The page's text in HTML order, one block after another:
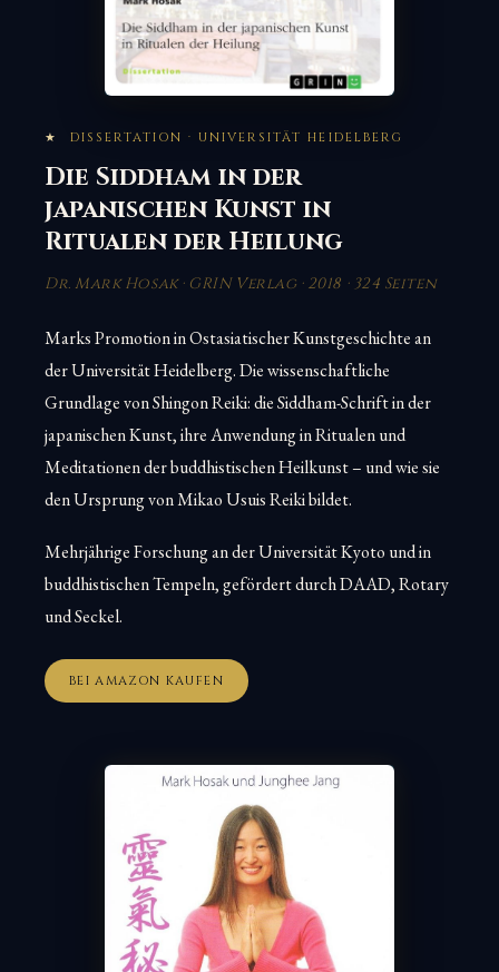
★ DISSERTATION · UNIVERSITÄT HEIDELBERG
Die Siddham in der
japanischen Kunst in
Ritualen der Heilung
Dr. Mark Hosak · GRIN Verlag · 2018 · 324 Seiten
Marks Promotion in Ostasiatischer Kunstgeschichte an
der Universität Heidelberg. Die wissenschaftliche
Grundlage von Shingon Reiki: die Siddham-Schrift in der
japanischen Kunst, ihre Anwendung in Ritualen und
Meditationen der buddhistischen Heilkunst – und wie sie
den Ursprung von Mikao Usuis Reiki bildet.
Mehrjährige Forschung an der Universität Kyoto und in
buddhistischen Tempeln, gefördert durch DAAD, Rotary
und Seckel.
BEI AMAZON KAUFEN